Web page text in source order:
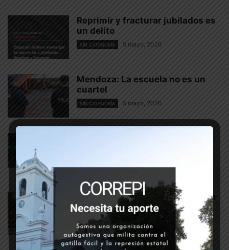
Reprimir y fracturar jubilados es
un delito
SIN CATEGORÍA 5 mayo, 2026
Mendoza: La escuela no es un
cuartel
SIN CATEGORÍA 5 mayo, 2026
19 de abril: Recordamos a Walter
Bulacio
SIN CATEGORÍA